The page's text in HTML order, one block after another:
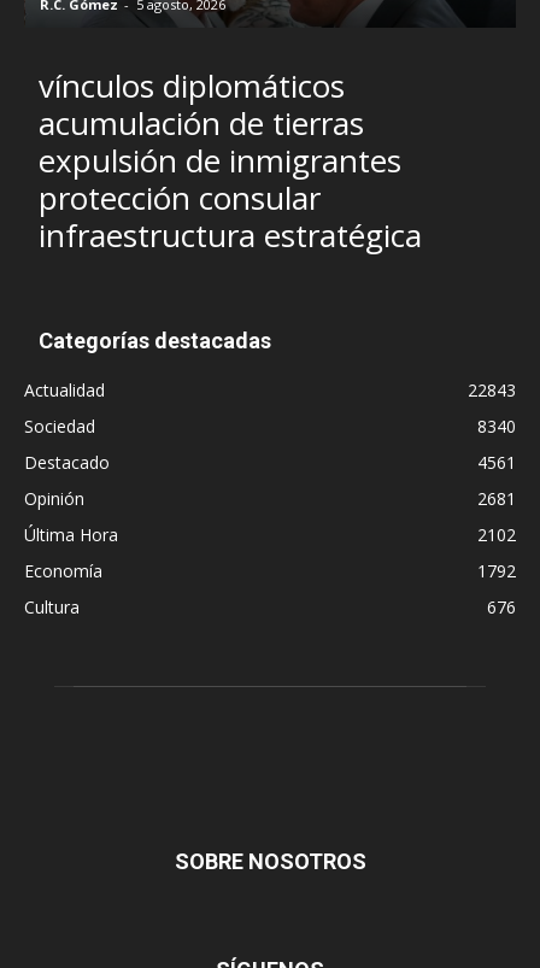
R.C. Gómez - 5 agosto, 2026
vínculos diplomáticos
acumulación de tierras
expulsión de inmigrantes
protección consular
infraestructura estratégica
Categorías destacadas
Actualidad
22843
Sociedad
8340
Destacado
4561
Opinión
2681
Última Hora
2102
Economía
1792
Cultura
676
SOBRE NOSOTROS